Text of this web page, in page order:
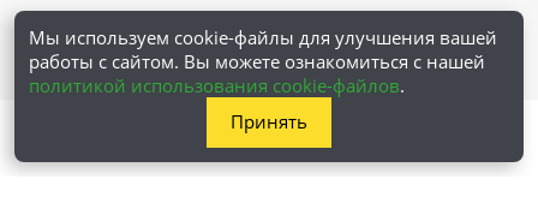
О компании
Мы используем cookie-файлы для улучшения вашей
работы с сайтом. Вы можете ознакомиться с нашей
политикой использования cookie-файлов.
Принять